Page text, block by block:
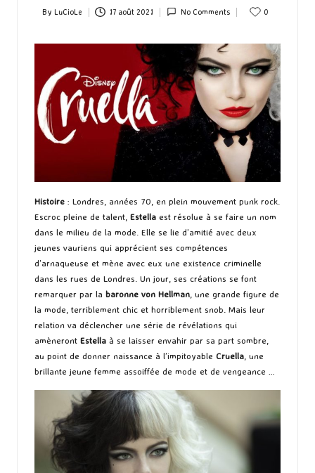
Posted
By LuCioLe 17 août 2021 No Comments 0
Histoire : Londres, années 70, en plein mouvement punk rock.
Escroc pleine de talent, Estella est résolue à se faire un nom
dans le milieu de la mode. Elle se lie d’amitié avec deux
jeunes vauriens qui apprécient ses compétences
d’arnaqueuse et mène avec eux une existence criminelle
dans les rues de Londres. Un jour, ses créations se font
remarquer par la baronne von Hellman , une grande figure de
la mode, terriblement chic et horriblement snob. Mais leur
relation va déclencher une série de révélations qui
amèneront Estella à se laisser envahir par sa part sombre,
au point de donner naissance à l’impitoyable Cruella , une
brillante jeune femme assoiffée de mode et de vengeance …